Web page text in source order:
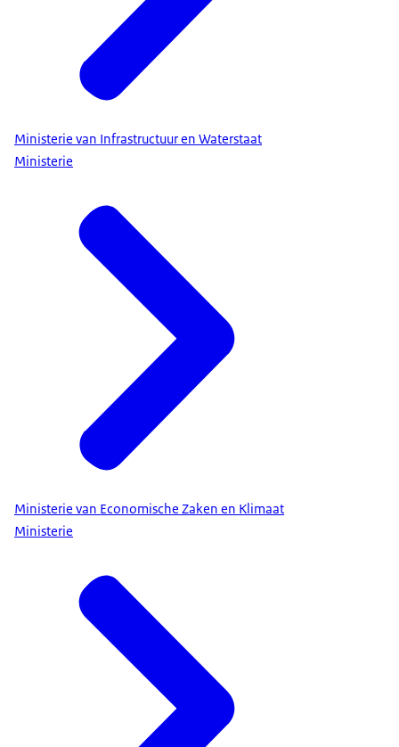
Ministerie van Infrastructuur en Waterstaat
Ministerie
Ministerie van Economische Zaken en Klimaat
Ministerie